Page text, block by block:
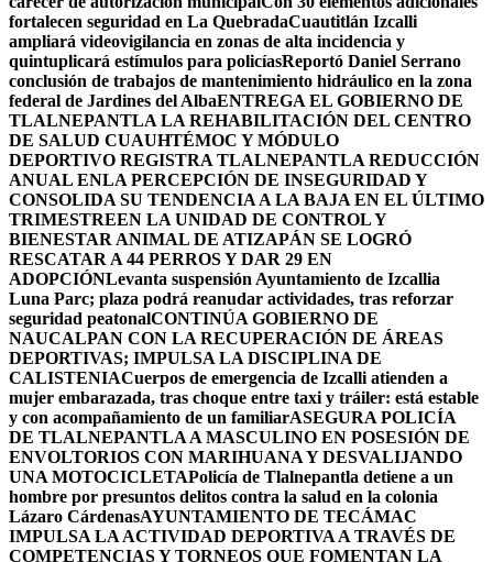
fortalecen seguridad en La QuebradaCuautitlán Izcalli
ampliará videovigilancia en zonas de alta incidencia y
quintuplicará estímulos para policíasReportó Daniel Serrano
conclusión de trabajos de mantenimiento hidráulico en la zona
federal de Jardines del AlbaENTREGA EL GOBIERNO DE
TLALNEPANTLA LA REHABILITACIÓN DEL CENTRO
DE SALUD CUAUHTÉMOC Y MÓDULO
DEPORTIVO REGISTRA TLALNEPANTLA REDUCCIÓN
ANUAL ENLA PERCEPCIÓN DE INSEGURIDAD Y
CONSOLIDA SU TENDENCIA A LA BAJA EN EL ÚLTIMO
TRIMESTREEN LA UNIDAD DE CONTROL Y
BIENESTAR ANIMAL DE ATIZAPÁN SE LOGRÓ
RESCATAR A 44 PERROS Y DAR 29 EN
ADOPCIÓNLevanta suspensión Ayuntamiento de Izcallia
Luna Parc; plaza podrá reanudar actividades, tras reforzar
seguridad peatonalCONTINÚA GOBIERNO DE
NAUCALPAN CON LA RECUPERACIÓN DE ÁREAS
DEPORTIVAS; IMPULSA LA DISCIPLINA DE
CALISTENIACuerpos de emergencia de Izcalli atienden a
mujer embarazada, tras choque entre taxi y tráiler: está estable
y con acompañamiento de un familiarASEGURA POLICÍA
DE TLALNEPANTLA A MASCULINO EN POSESIÓN DE
ENVOLTORIOS CON MARIHUANA Y DESVALIJANDO
UNA MOTOCICLETAPolicía de Tlalnepantla detiene a un
hombre por presuntos delitos contra la salud en la colonia
Lázaro CárdenasAYUNTAMIENTO DE TECÁMAC
IMPULSA LA ACTIVIDAD DEPORTIVA A TRAVÉS DE
COMPETENCIAS Y TORNEOS QUE FOMENTAN LA